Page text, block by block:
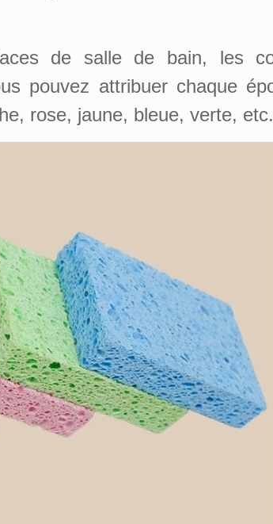
de salle de bain, les
pouvez attribuer chaque
rose, jaune, bleue, verte, etc.